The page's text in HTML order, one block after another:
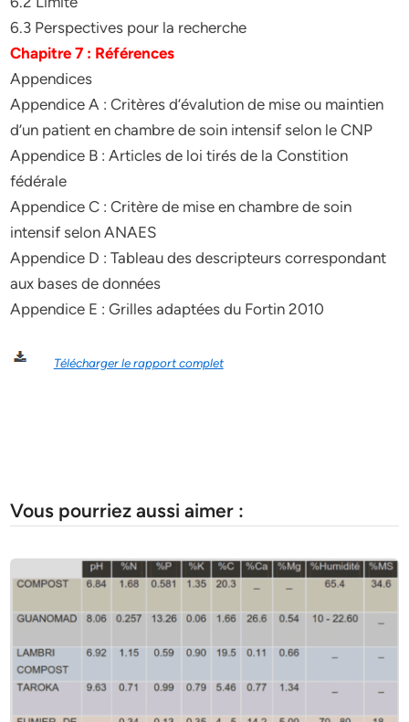
6.3 Perspectives pour la recherche
Chapitre 7 : Références
Appendices
Appendice A : Critères d’évalution de mise ou maintien
d’un patient en chambre de soin intensif selon le CNP
Appendice B : Articles de loi tirés de la Constition
fédérale
Appendice C : Critère de mise en chambre de soin
intensif selon ANAES
Appendice D : Tableau des descripteurs correspondant
aux bases de données
Appendice E : Grilles adaptées du Fortin 2010
Télécharger le rapport complet
Vous pourriez aussi aimer :